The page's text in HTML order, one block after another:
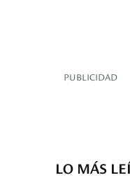
PUBLICIDAD
LO MÁS